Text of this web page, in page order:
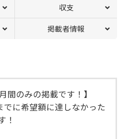
収支
掲載者情報
間のみの掲載です！】
でに希望額に達しなかった
！